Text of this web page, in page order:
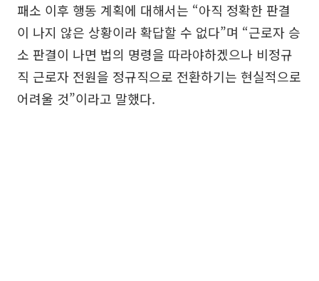
패소 이후 행동 계획에 대해서는 “아직 정확한 판결
이 나지 않은 상황이라 확답할 수 없다”며 “근로자 승
소 판결이 나면 법의 명령을 따라야하겠으나 비정규
직 근로자 전원을 정규직으로 전환하기는 현실적으로
어려울 것”이라고 말했다.